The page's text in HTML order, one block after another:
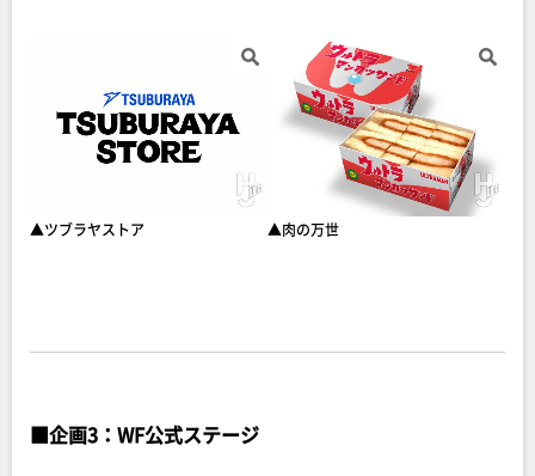
▲ツブラヤストア ▲肉の万世
■企画3：WF公式ステージ